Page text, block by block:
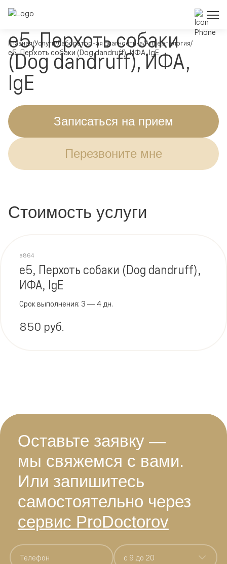
Главная Услуги Лабораторная диагностика Аллергология
e5, Перхоть собаки (Dog dandruff), ИФА, IgE
e5, Перхоть собаки
(Dog dandruff), ИФА,
IgE
Записаться на прием
Перезвоните мне
Стоимость услуги
e5, Перхоть собаки (Dog dandruff),
ИФА, IgE
a864
850 руб.
Срок выполнения: 3 — 4 дн.
Оставьте заявку —
мы свяжемся с вами.
Или запишитесь
самостоятельно через
сервис ProDoctorov
c 9 до 20